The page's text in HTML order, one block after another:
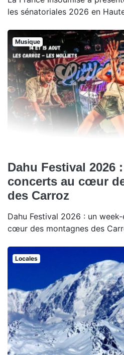
les sénatoriales 2026 en
Musique
Dahu Festival 2026
concerts au cœur
des Carroz
Dahu Festival 2026 : un
cœur des montagnes des
Locales